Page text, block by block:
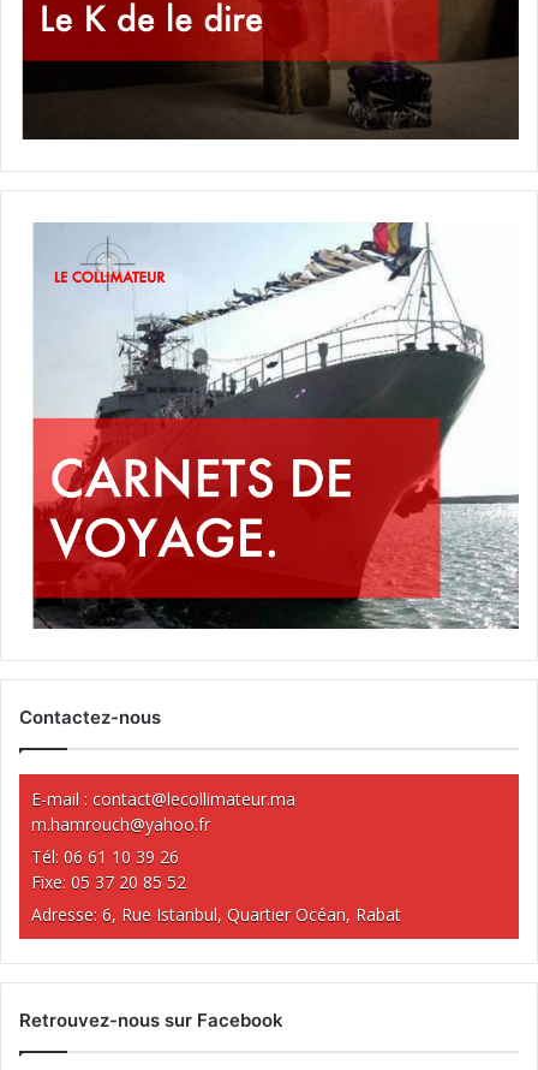
Contactez-nous
E-mail : contact@lecollimateur.ma
m.hamrouch@yahoo.fr
Tél: 06 61 10 39 26
Fixe: 05 37 20 85 52
Adresse: 6, Rue Istanbul, Quartier Océan, Rabat
Retrouvez-nous sur Facebook